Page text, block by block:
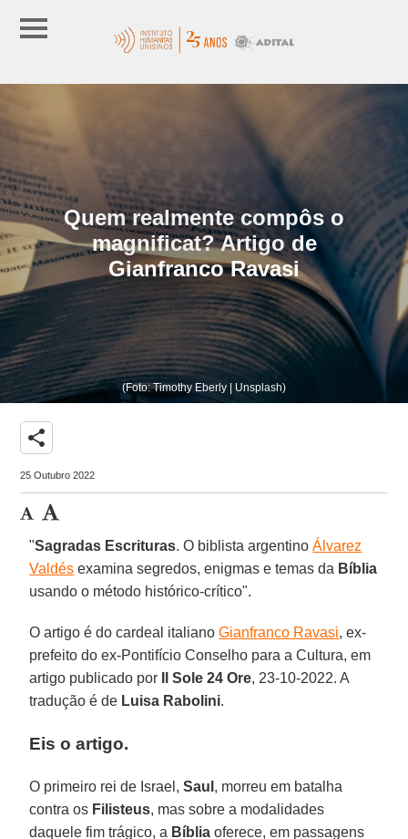
Quem realmente compôs o
magnificat? Artigo de
Gianfranco Ravasi
(Foto: Timothy Eberly | Unsplash)
share
25 Outubro 2022
"Sagradas Escrituras. O biblista argentinoÁlvarez
Valdés examina segredos, enigmas e temas da Bíblia
usando o método histórico-crítico".
O artigo é do cardeal italianoGianfranco Ravasi, ex-
prefeito do ex-Pontifício Conselho para a Cultura, em
artigo publicado por
Il Sole 24 Ore, 23-10-2022. A
tradução é de Luisa Rabolini.
Eis o artigo.
O primeiro rei de Israel,Saul , morreu em batalha
contra os Filisteus, mas sobre a modalidades
daquele fim trágico, a Bíblia oferece, em passagens